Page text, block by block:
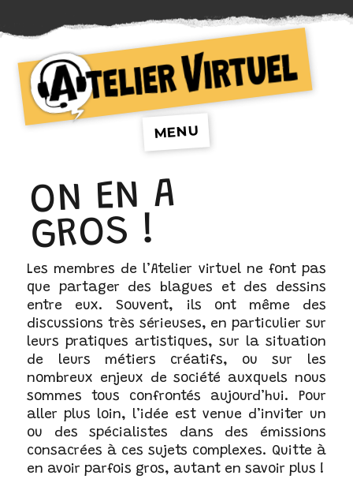
Atelier VirtuelMENU
ON EN A
GROS !
Les membres de l’Atelier virtuel ne font pas
que partager des blagues et des dessins
entre eux. Souvent, ils ont même des
discussions très sérieuses, en particulier sur
leurs pratiques artistiques, sur la situation
de leurs métiers créatifs, ou sur les
nombreux enjeux de société auxquels nous
sommes tous confrontés aujourd’hui. Pour
aller plus loin, l’idée est venue d’inviter un
ou des spécialistes dans des émissions
consacrées à ces sujets complexes. Quitte à
en avoir parfois gros, autant en savoir plus !